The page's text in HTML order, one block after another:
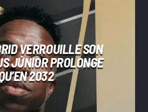
VERROUILLE SON
JÚNIOR PROLONGE
2032